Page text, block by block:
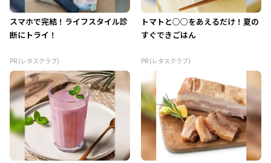
スマホで完結！ライフスタイル診
断にトライ！
PR (レタスクラブ)
トマトと○○をあえるだけ！夏の
すぐできごはん
PR (レタスクラブ)